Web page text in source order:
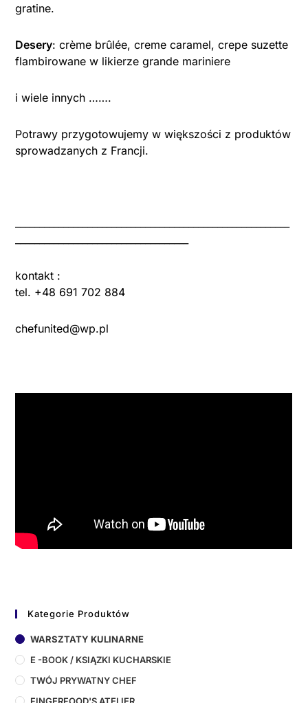
gratine.
Desery: crème brûlée, creme caramel, crepe suzette
flambirowane w likierze grande mariniere
i wiele innych …….
Potrawy przygotowujemy w większości z produktów
sprowadzanych z Francji.
kontakt :
tel. +48 691 702 884
chefunited@wp.pl
Kategorie Produktów
WARSZTATY KULINARNE
E -BOOK / KSIĄZKI KUCHARSKIE
TWÓJ PRYWATNY CHEF